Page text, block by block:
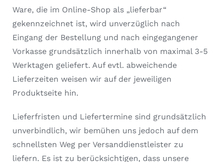
Ware, die im Online-Shop als „lieferbar“
gekennzeichnet ist, wird unverzüglich nach
Eingang der Bestellung und nach eingegangener
Vorkasse grundsätzlich innerhalb von maximal 3-5
Werktagen geliefert. Auf evtl. abweichende
Lieferzeiten weisen wir auf der jeweiligen
Produktseite hin.
Lieferfristen und Liefertermine sind grundsätzlich
unverbindlich, wir bemühen uns jedoch auf dem
schnellsten Weg per Versanddienstleister zu
liefern. Es ist zu berücksichtigen, dass unsere